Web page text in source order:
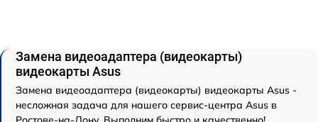
Замена видеоадаптера (видеокарты)
видеокарты Asus
Замена видеоадаптера (видеокарты) видеокарты Asus -
несложная задача для нашего сервис-центра Asus в